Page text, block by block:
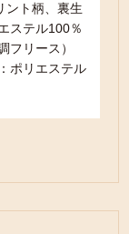
ント柄、裏生
ステル100％
フリース）
ポリエステル